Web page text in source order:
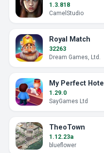
1.3.818
CamelStudio
Royal Match
32263
Dream Games, Ltd.
My Perfect Hotel
1.29.0
SayGames Ltd
TheoTown
1.12.23a
blueflower